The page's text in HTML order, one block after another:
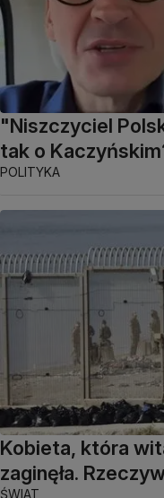
"Niszczyciel
tak o
POLITYKA
Kobieta, która
zaginęła.
ŚWIAT